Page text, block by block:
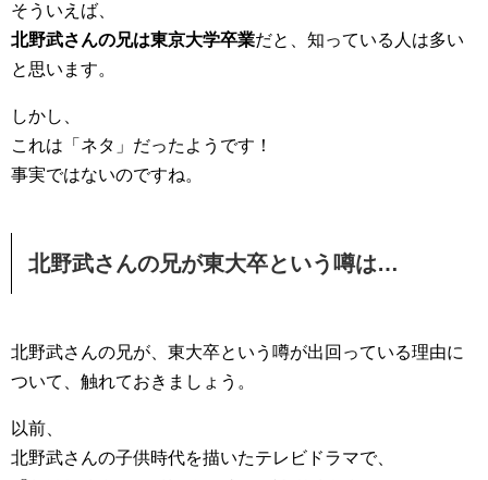
そういえば、
北野武さんの兄は東京大学卒業だと、知っている人は多い
と思います。
しかし、
これは「ネタ」だったようです！
事実ではないのですね。
北野武さんの兄が東大卒という噂は…
北野武さんの兄が、東大卒という噂が出回っている理由に
ついて、触れておきましょう。
以前、
北野武さんの子供時代を描いたテレビドラマで、